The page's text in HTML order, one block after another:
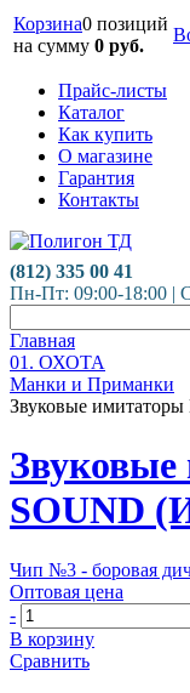
Корзина0 позиций
на сумму 0 руб.
Прайс-листы
Каталог
Как купить
О магазине
Гарантия
Контакты
(812) 335 00 41
Пн-Пт: 09:00-18:00 |
Главная
01. ОХОТА
Манки и Приманки
Звуковые
SOUND
Чип №3 - боровая
Оптовая цена
-
В корзину
Сравнить